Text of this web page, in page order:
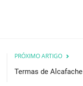
PRÓXIMO ARTIGO
Termas de Alcafache